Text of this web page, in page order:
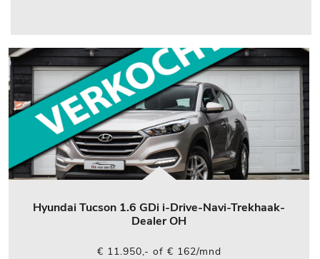
Hyundai Tucson 1.6 GDi i-Drive-Navi-Trekhaak-
Dealer OH
€ 11.950,- of € 162/mnd